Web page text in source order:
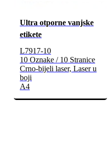
Ultra otporne vanjske
etikete
L7917-10
10 Oznake / 10 Stranice
Crno-bijeli laser, Laser u
boji
A4